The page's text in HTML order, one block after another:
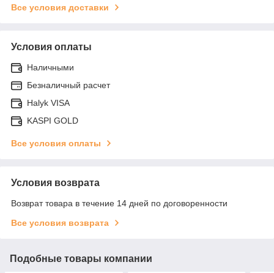
Все условия доставки
Условия оплаты
Наличными
Безналичный расчет
Halyk VISA
KASPI GOLD
Все условия оплаты
Условия возврата
Возврат товара в течение 14 дней по договоренности
Все условия возврата
Подобные товары компании